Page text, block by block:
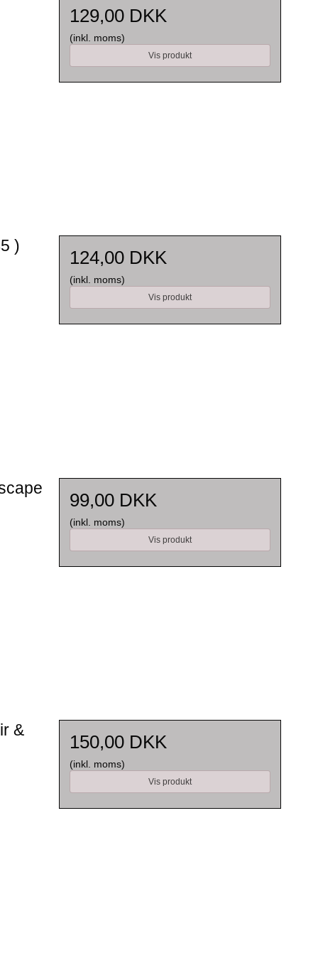
129,00 DKK
(inkl. moms)
Vis produkt
)
124,00 DKK
(inkl. moms)
Vis produkt
99,00 DKK
(inkl. moms)
Vis produkt
&
150,00 DKK
(inkl. moms)
Vis produkt